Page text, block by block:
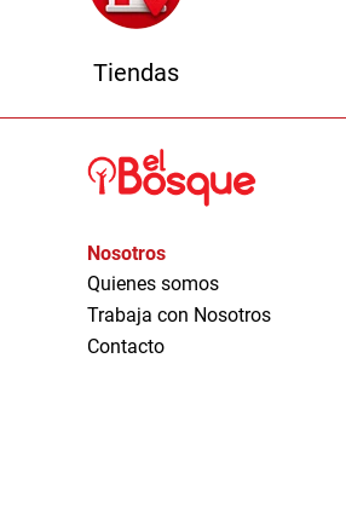
Tiendas
Nosotros
Quienes somos
Trabaja con Nosotros
Contacto